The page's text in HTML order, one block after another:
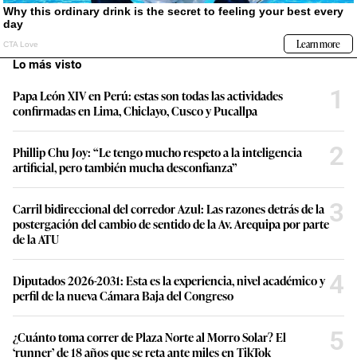
Lo más visto
Papa León XIV en Perú: estas son todas las actividades
confirmadas en Lima, Chiclayo, Cusco y Pucallpa
1
Phillip Chu Joy: “Le tengo mucho respeto a la inteligencia
artificial, pero también mucha desconfianza”
2
Carril bidireccional del corredor Azul: Las razones detrás de la
postergación del cambio de sentido de la Av. Arequipa por parte
de la ATU
3
Diputados 2026-2031: Esta es la experiencia, nivel académico y
perfil de la nueva Cámara Baja del Congreso
4
¿Cuánto toma correr de Plaza Norte al Morro Solar? El
‘runner’ de 18 años que se reta ante miles en TikTok
5